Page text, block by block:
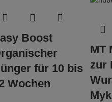
Boost
für 10 bis
Wochen
MT
zur